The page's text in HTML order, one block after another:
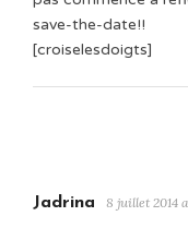
save-the-date!!
[croiselesdoigts]
Jadrina 8 juillet 2014